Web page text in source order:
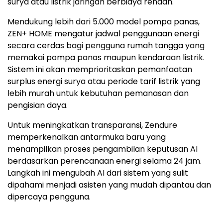
Mendukung lebih dari 5.000 model pompa panas,
ZEN+ HOME mengatur jadwal penggunaan energi
secara cerdas bagi pengguna rumah tangga yang
memakai pompa panas maupun kendaraan listrik.
Sistem ini akan memprioritaskan pemanfaatan
surplus energi surya atau periode tarif listrik yang
lebih murah untuk kebutuhan pemanasan dan
pengisian daya.
Untuk meningkatkan transparansi, Zendure
memperkenalkan antarmuka baru yang
menampilkan proses pengambilan keputusan AI
berdasarkan perencanaan energi selama 24 jam.
Langkah ini mengubah AI dari sistem yang sulit
dipahami menjadi asisten yang mudah dipantau dan
dipercaya pengguna.